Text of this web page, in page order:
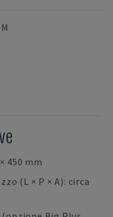
450 mm
(L × P × A): circa